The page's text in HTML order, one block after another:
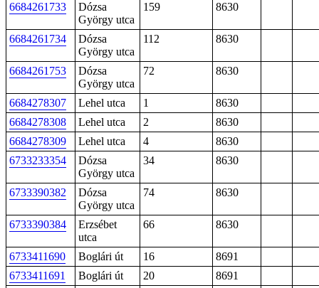
6684261733
Dózsa
György utca
159 8630
6684261734
Dózsa
György utca
112 8630
6684261753
Dózsa
György utca
72 8630
6684278307 Lehel utca 1
8630
6684278308
Lehel utca 2
8630
6684278309
Lehel utca 4
8630
6733233354
Dózsa
György utca
34 8630
6733390382
Dózsa
György utca
74 8630
6733390384
Erzsébet
utca
66 8630
6733411690 Boglári út 16
8691
6733411691
Boglári út 20
8691